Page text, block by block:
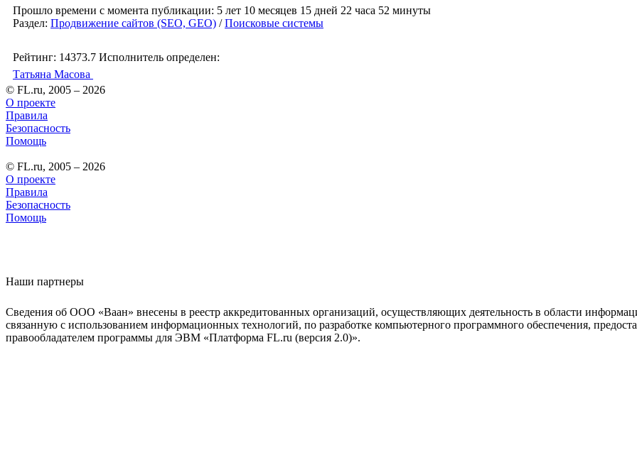
Прошло времени с момента публикации: 5 лет 10 месяцев 15 дней 22 часа 52 минуты
Раздел: Продвижение сайтов (SEO, GEO) /Поисковые системы
Рейтинг: 14373.7 Исполнитель определен:
Татьяна Масова
© FL.ru, 2005 – 2026
О проекте
Правила
Безопасность
Помощь
© FL.ru, 2005 – 2026
О проекте
Правила
Безопасность
Помощь
Наши партнеры
Сведения об ООО «Ваан» внесены в реестр аккредитованных организаций, осуществляющих деятельность в области
связанную с использованием информационных технологий, по разработке компьютерного программного обеспечения,
правообладателем программы для ЭВМ «Платформа FL.ru (версия 2.0)».